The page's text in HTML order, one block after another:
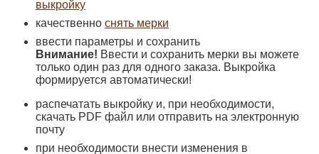
выкройку
качественно снять мерки
ввести параметры и сохранить
Внимание! Ввести и сохранить мерки вы можете
только один раз для одного заказа. Выкройка
формируется автоматически!
распечатать выкройку и, при необходимости,
скачать PDF файл или отправить на электронную
почту
при необходимости внести изменения в